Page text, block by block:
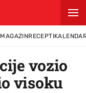
MAGAZINRECEPTI
vozio
visoku